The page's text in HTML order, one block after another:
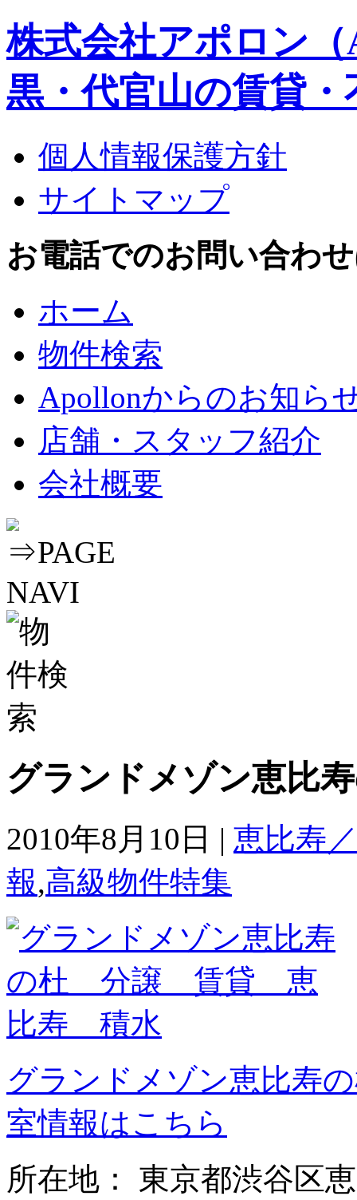
株式会社アポロン
黒・代官山の賃貸・
個人情報保護方針
サイトマップ
お電話でのお問い合わ
ホーム
物件検索
Apollonからのお知ら
店舗・スタッフ紹介
会社概要
グランドメゾン恵比
2010年8月10日 | 恵比寿
報,高級物件特集
グランドメゾン恵比寿
室情報はこちら
所在地： 東京都渋谷区